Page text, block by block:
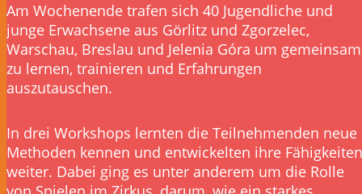
Am Wochenende trafen sich 40 Jugendliche und
junge Erwachsene aus Görlitz und Zgorzelec,
Warschau, Breslau und Jelenia Góra um gemeinsam
zu lernen, trainieren und Erfahrungen
auszutauschen.
In drei Workshops lernten die Teilnehmenden neue
Methoden kennen und entwickelten ihre Fähigkeiten
weiter. Dabei ging es unter anderem um die Rolle